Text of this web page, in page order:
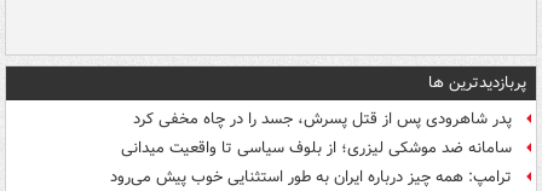
پربازدیدترین ها
پدر شاهرودی پس از قتل پسرش، جسد را در چاه مخفی کرد
سامانه ضد موشکی لیزری؛ از بلوف سیاسی تا واقعیت میدانی
ترامپ: همه چیز درباره ایران به طور استثنایی خوب پیش می‌رود